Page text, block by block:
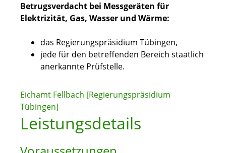
Betrugsverdacht bei Messgeräten für
Elektrizität, Gas, Wasser und Wärme:
das Regierungspräsidium Tübingen,
jede für den betreffenden Bereich staatlich
anerkannte Prüfstelle.
Eichamt Fellbach [Regierungspräsidium
Tübingen]
Leistungsdetails